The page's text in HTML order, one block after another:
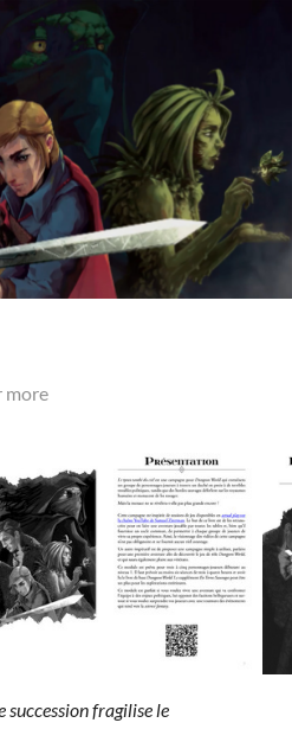
more
succession fragilise le